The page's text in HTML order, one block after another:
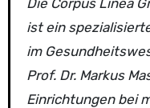
ist ein
im
Prof. Dr. Markus
Einrichtungen bei